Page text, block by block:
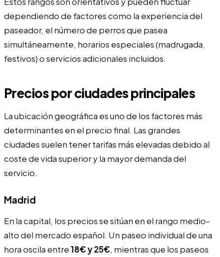
dependiendo de factores como la experiencia del
paseador, el número de perros que pasea
simultáneamente, horarios especiales (madrugada,
festivos) o servicios adicionales incluidos.
Precios por ciudades principales
La ubicación geográfica es uno de los factores más
determinantes en el precio final. Las grandes
ciudades suelen tener tarifas más elevadas debido al
coste de vida superior y la mayor demanda del
servicio.
Madrid
En la capital, los precios se sitúan en el rango medio-
alto del mercado español. Un paseo individual de una
hora oscila entre18€ y 25€, mientras que los paseos